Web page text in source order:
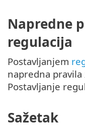
Napredne
regulacija
Postavljanjem
napredna
Postavljanje
Sažetak